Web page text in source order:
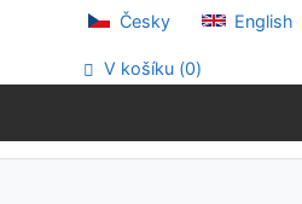
Česky English
V košíku (0)